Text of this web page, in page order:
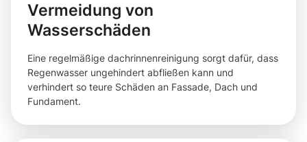
Vermeidung von
Wasserschäden
Eine regelmäßige dachrinnenreinigung sorgt dafür, dass
Regenwasser ungehindert abfließen kann und
verhindert so teure Schäden an Fassade, Dach und
Fundament.